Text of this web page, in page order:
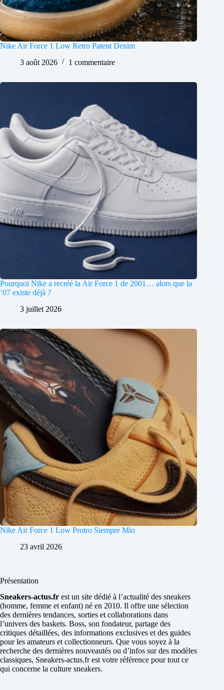
Nike Air Force 1 Low Retro Patent Denim
3 août 2026
1 commentaire
Pourquoi Nike a recréé la Air Force 1 de 2001… alors que la
’07 existe déjà ?
3 juillet 2026
Nike Air Force 1 Low Protro Siempre Mio
23 avril 2026
Présentation
Sneakers-actus.fr est un site dédié à l’actualité des sneakers
(homme, femme et enfant) né en 2010. Il offre une sélection
des dernières tendances, sorties et collaborations dans
l’univers des baskets. Boss, son fondateur, partage des
critiques détaillées, des informations exclusives et des guides
pour les amateurs et collectionneurs. Que vous soyez à la
recherche des dernières nouveautés ou d’infos sur des modèles
classiques, Sneakers-actus.fr est votre référence pour tout ce
qui concerne la culture sneakers.